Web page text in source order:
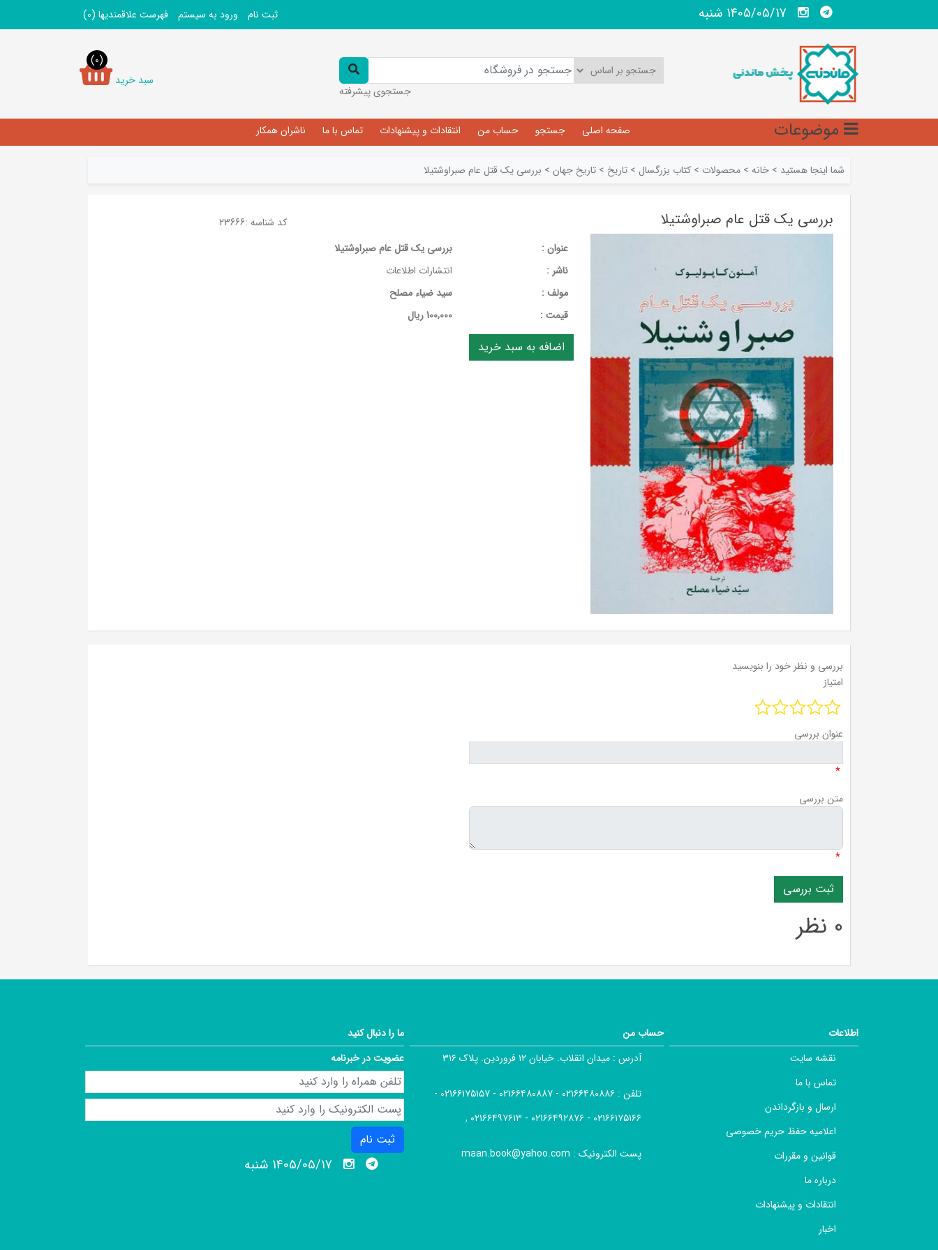
1405/05/17 شنبه ثبت نام ورود به سیستم فهرست علاقمندیها (0)
جستجوی پیشرفته
سبد خرید
(0)
موضوعات صفحه اصلی جستجو حساب من انتقادات و پیشنهادات تماس با ما ناشران همکار
شما اینجا هستید > خانه > محصولات > کتاب بزرگسال > تاريخ > تاريخ جهان > بررسی یک قتل عام صبراوشتیلا
بررسی یک قتل عام صبراوشتیلا کد شناسه :23666
عنوان :
بررسی یک قتل عام صبراوشتیلا
ناشر :
انتشارات اطلاعات
مولف :
سید ضیاء مصلح
قيمت :
100,000 ریال
بررسی و نظر خود را بنویسید
امتیاز
عنوان بررسی
*
متن بررسی
*
0 نظر
اطلاعات
نقشه سایت
تماس با ما
ارسال و بازگرداندن
اعلامیه حفظ حریم خصوصی
قوانین و مقررات
درباره ما
انتقادات و پیشنهادات
اخبار
حساب من
آدرس : میدان انقلاب. خیابان ۱۲ فروردین. پلاک ۳۱۶
تلفن :
۰۲۱۶۶۴۸۰۸۸۶ - ۰۲۱۶۶۴۸۰۸۸۷ - ۰۲۱۶۶۱۷۵۱۵۷ -
۰۲۱۶۶۱۷۵۱۶۶ - ۰۲۱۶۶۴۹۲۸۷۶ - ۰۲۱۶۶۴۹۷۶۱۳ ,
پست الکترونیک : maan.book@yahoo.com
ما را دنبال کنید
عضویت در خبرنامه
ثبت نام
1405/05/17 شنبه